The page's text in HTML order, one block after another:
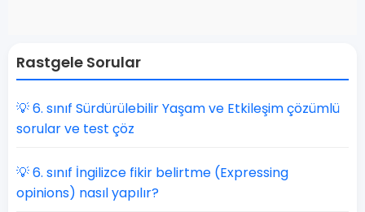
Rastgele Sorular
💡 6. sınıf Sürdürülebilir Yaşam ve Etkileşim çözümlü
sorular ve test çöz
💡 6. sınıf İngilizce fikir belirtme (Expressing
opinions) nasıl yapılır?